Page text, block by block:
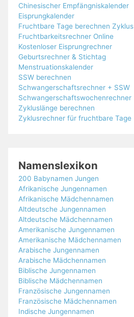
Chinesischer Empfängniskalender
Eisprungkalender
Fruchtbare Tage berechnen Zyklus
Fruchtbarkeitsrechner Online
Kostenloser Eisprungrechner
Geburtsrechner & Stichtag
Menstruationskalender
SSW berechnen
Schwangerschaftsrechner + SSW
Schwangerschaftswochenrechner
Zykluslänge berechnen
Zyklusrechner für fruchtbare Tage
Namenslexikon
200 Babynamen Jungen
Afrikanische Jungennamen
Afrikanische Mädchennamen
Altdeutsche Jungennamen
Altdeutsche Mädchennamen
Amerikanische Jungennamen
Amerikanische Mädchennamen
Arabische Jungennamen
Arabische Mädchennamen
Biblische Jungennamen
Biblische Mädchennamen
Französische Jungennamen
Französische Mädchennamen
Indische Jungennamen